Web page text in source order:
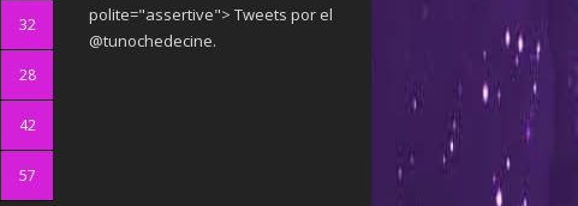
32
28
42
57
polite="assertive"> Tweets por el
@tunochedecine.